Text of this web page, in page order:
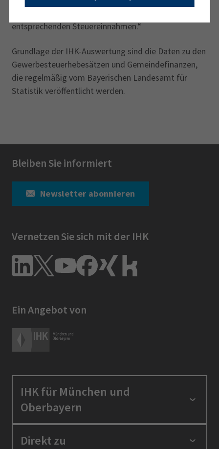
entsprechenden Steuereinnahmen.“
Grundlage der IHK-Auswertung sind die Daten zu den
Gewerbesteuerhebesätzen und Gemeindefinanzen,
die regelmäßig vom Bayerischen Landesamt für
Statistik veröffentlicht werden.
Bleiben Sie informiert
Newsletter abonnieren
Vernetzen Sie sich mit der IHK
Ein Angebot von
IHK für München und
Oberbayern
Standortpolitik
Direkt zu